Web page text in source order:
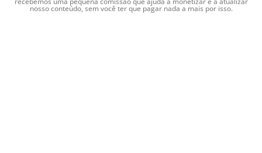
nosso conteúdo, sem você ter que pagar nada a mais por isso.